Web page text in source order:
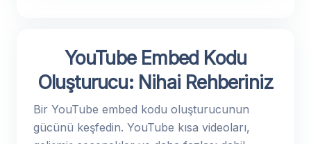
YouTube Embed Kodu
Oluşturucu: Nihai Rehberiniz
Bir YouTube embed kodu oluşturucunun
gücünü keşfedin. YouTube kısa videoları,